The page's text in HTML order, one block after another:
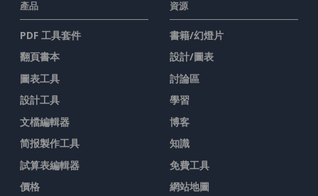
產品
PDF 工具套件
翻頁書本
圖表工具
設計工具
文檔編輯器
简报製作工具
試算表編輯器
價格
資源
書籍/幻燈片
設計/圖表
討論區
學習
博客
知識
免費工具
網站地圖